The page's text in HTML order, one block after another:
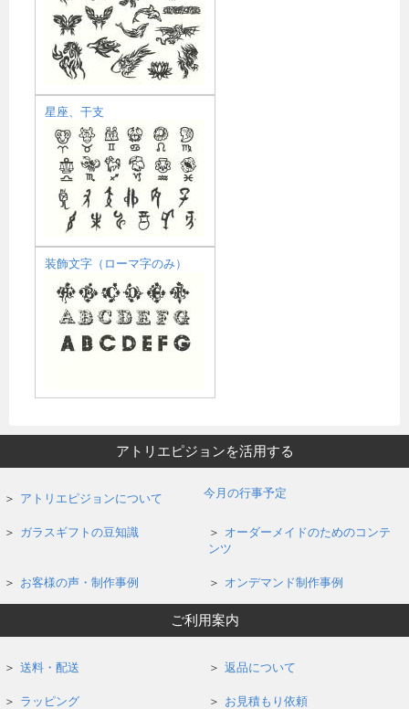
星座、干支
装飾文字（ローマ字のみ）
アトリエピジョンを活用する
アトリエピジョンについて 今月の行事予定
ガラスギフトの豆知識
オーダーメイドのためのコンテ
ンツ
お客様の声・制作事例 オンデマンド制作事例
ご利用案内
送料・配送 返品について
ラッピング お見積もり依頼